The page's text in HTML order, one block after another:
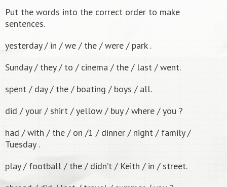
Put the words into the correct order to make
sentences.
yesterday / in / we / the / were / park .
Sunday / they / to / cinema / the / last / went.
spent / day / the / boating / boys / all.
did / your / shirt / yellow / buy / where / you ?
had / with / the / on /1 / dinner / night / family /
Tuesday .
play / football / the / didn’t / Keith / in / street.